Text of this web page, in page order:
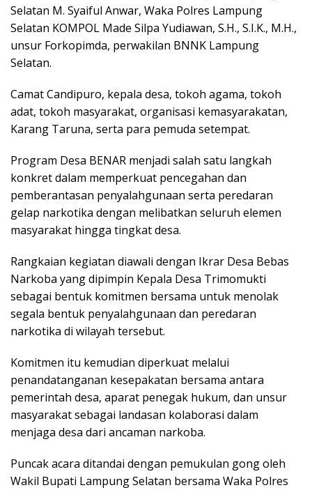
Selatan M. Syaiful Anwar, Waka Polres Lampung
Selatan KOMPOL Made Silpa Yudiawan, S.H., S.I.K., M.H.,
unsur Forkopimda, perwakilan BNNK Lampung
Selatan.
Camat Candipuro, kepala desa, tokoh agama, tokoh
adat, tokoh masyarakat, organisasi kemasyarakatan,
Karang Taruna, serta para pemuda setempat.
Program Desa BENAR menjadi salah satu langkah
konkret dalam memperkuat pencegahan dan
pemberantasan penyalahgunaan serta peredaran
gelap narkotika dengan melibatkan seluruh elemen
masyarakat hingga tingkat desa.
Rangkaian kegiatan diawali dengan Ikrar Desa Bebas
Narkoba yang dipimpin Kepala Desa Trimomukti
sebagai bentuk komitmen bersama untuk menolak
segala bentuk penyalahgunaan dan peredaran
narkotika di wilayah tersebut.
Komitmen itu kemudian diperkuat melalui
penandatanganan kesepakatan bersama antara
pemerintah desa, aparat penegak hukum, dan unsur
masyarakat sebagai landasan kolaborasi dalam
menjaga desa dari ancaman narkoba.
Puncak acara ditandai dengan pemukulan gong oleh
Wakil Bupati Lampung Selatan bersama Waka Polres